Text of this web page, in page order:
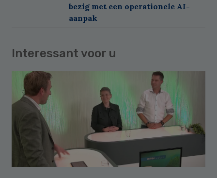
bezig met een operationele AI-
aanpak
Interessant voor u